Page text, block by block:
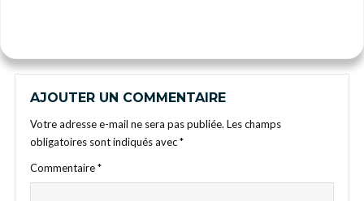
AJOUTER UN COMMENTAIRE
Votre adresse e-mail ne sera pas publiée. Les champs
obligatoires sont indiqués avec*
Commentaire*